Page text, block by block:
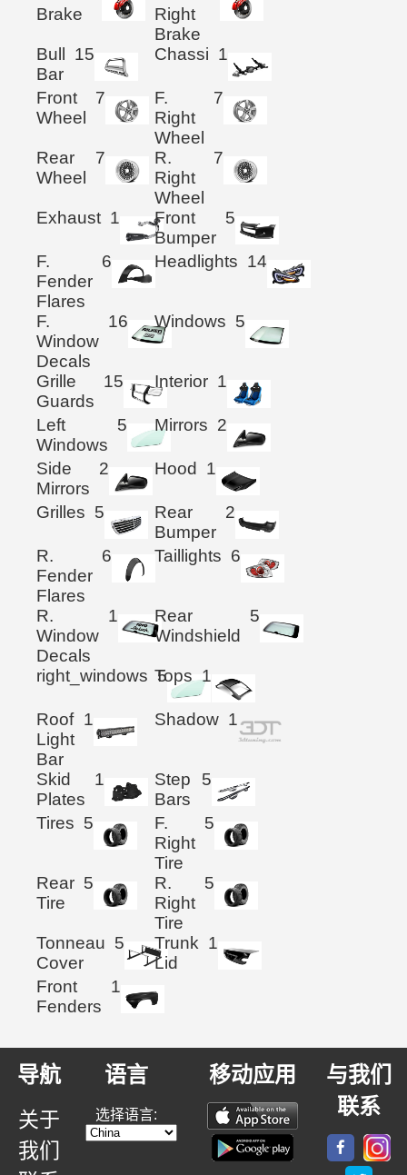
Brake
Right
Brake
Bull
Bar
15 Chassi 1
Front
Wheel
7
F.
Right
Wheel
7
Rear
Wheel
7
R.
Right
Wheel
7
Exhaust 1
Front
Bumper
5
F.
Fender
Flares
6 Headlights 14
F.
Window
Decals
16 Windows 5
Grille
Guards
15 Interior 1
Left
Windows
5 Mirrors 2
Side
Mirrors
2 Hood 1
Grilles 5
Rear
Bumper
2
R.
Fender
Flares
6 Taillights 6
R.
Window
Decals
1
Rear
Windshield
5
right_windows 5
Tops 1
Roof
Light
Bar
1 Shadow 1
Skid
Plates
1
Step
Bars
5
Tires 5
F.
Right
Tire
5
Rear
Tire
5
R.
Right
Tire
5
Tonneau
Cover
5
Trunk
Lid
1
Front
Fenders
1
导航
关于
我们
语言
选择语言:
移动应用
与我们
联系